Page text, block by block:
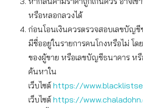
หรือหลอกลวงได้
ก่อนโอนเงินควรตรวจสอบเลขบัญ
มีชื่ออยู่ในรายการคนโกงหรือไม่ โ
ของผู้ขาย หรือเลขบัญชีธนาคาร หรื
ค้นหาใน
เว็บไซต์ https://
เว็บไซต์ https://